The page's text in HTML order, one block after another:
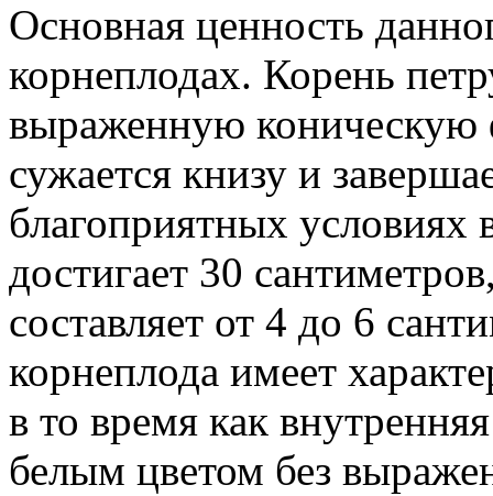
Основная ценность
корнеплодах. Корень
выраженную коническую
сужается книзу и
благоприятных
достигает 30
составляет от 4 до 6
корнеплода имеет
в то время как
белым цветом без